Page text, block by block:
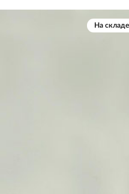
На складе